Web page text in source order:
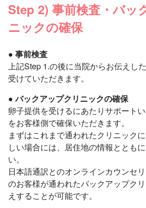
Step 2) 事前検査・バッ
ニックの確保
● 事前検査
上記Step 1.の後に当院からお伝えし
受けていただきます。
● バックアップクリニックの確保
卵子提供を受けるにあたりサポート
をお客様側で確保いただきます。
まずはこれまで通われたクリニック
しい場合には、居住地の情報ととも
い。
日本語通訳とのオンラインカウンセ
のお客様が通われたバックアップク
えすることが可能です。